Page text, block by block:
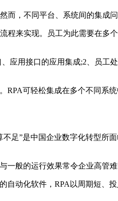
，不同平台、系统间的集成
来实现。员工为此需要在多
应用接口的应用集成;2、员工
可轻松集成在多个不同系
足”是中国企业数字化转型所
般的运行效果常令企业高管难
动化软件，RPA以周期短、